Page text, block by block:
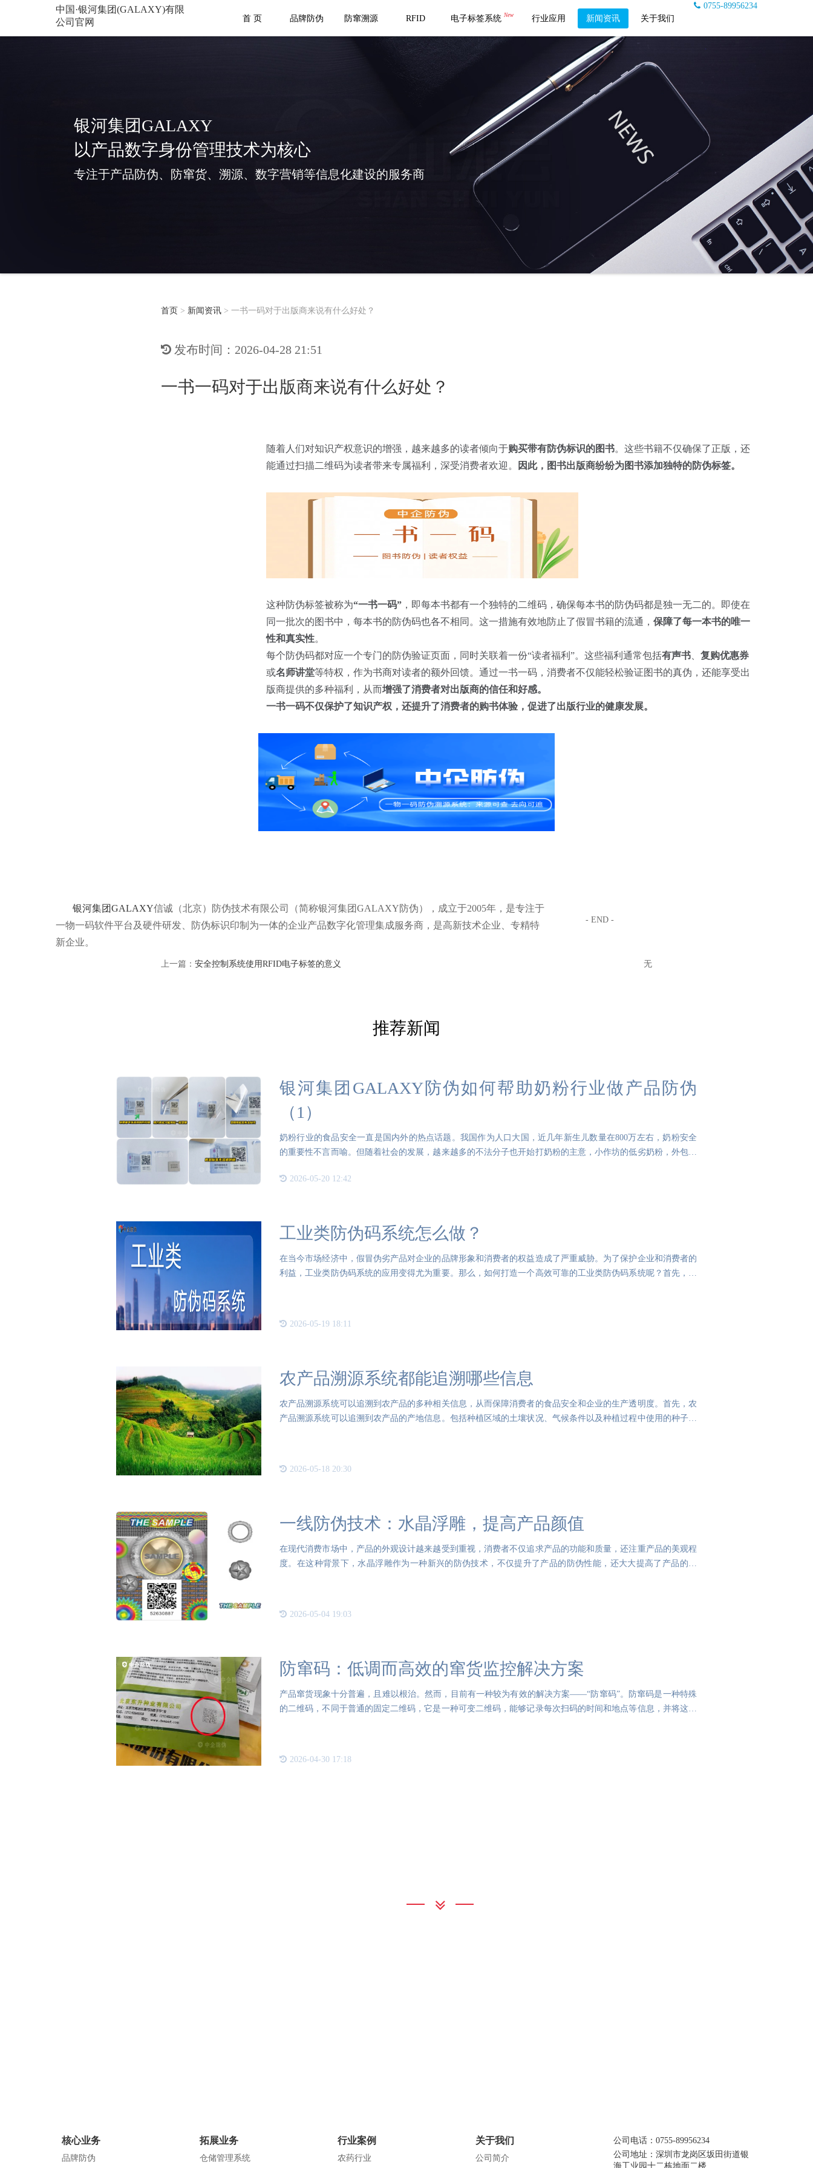
中国·银河集团(GALAXY)有限
公司官网
0755-89956234
首 页
品牌防伪 防窜溯源 RFID 电子标签系统 New 行业应用 新闻资讯 关于我们
银河集团GALAXY
以产品数字身份管理技术为核心
专注于产品防伪、防窜货、溯源、数字营销等信息化建设的服务商
首页 > 新闻资讯 > 一书一码对于出版商来说有什么好处？
发布时间：2026-04-28 21:51
一书一码对于出版商来说有什么好处？
随着人们对知识产权意识的增强，越来越多的读者倾向于购买带有防伪标识的图书。这些书籍不仅确保了正版，还
能通过扫描二维码为读者带来专属福利，深受消费者欢迎。
因此，图书出版商纷纷为图书添加独特的防伪标签。
这种防伪标签被称为“一书一码” ，即每本书都有一个独特的二维码，确保每本书的防伪码都是独一无二的。即使在
同一批次的图书中，每本书的防伪码也各不相同。这一措施有效地防止了假冒书籍的流通， 保障了每一本书的唯一
性和真实性。
每个防伪码都对应一个专门的防伪验证页面，同时关联着一份“读者福利”。这些福利通常包括有声书
复购优惠券
或名师讲堂等特权，作为书商对读者的额外回馈。通过一书一码，消费者不仅能轻松验证图书的真伪，还能享受出
版商提供的多种福利，从而增强了消费者对出版商的信任和好感。
一书一码不仅保护了知识产权，还提升了消费者的购书体验，促进了出版行业的健康发展。
银河集团GALAXY信诚（北京）防伪技术有限公司（简称银河集团GALAXY防伪），成立于2005年，是专注于
一物一码软件平台及硬件研发、防伪标识印制为一体的企业产品数字化管理集成服务商，是高新技术企业、专精特
新企业。
- END -
上一篇： 安全控制系统使用RFID电子标签的意义 无
推荐新闻
银河集团GALAXY防伪如何帮助奶粉行业做产品防伪
（1）
奶粉行业的食品安全一直是国内外的热点话题。我国作为人口大国，近几年新生儿数量在800万左右，奶粉安全
的重要性不言而喻。但随着社会的发展，越来越多的不法分子也开始打奶粉的主意，小作坊的低劣奶粉，外包装
2026-05-20 12:42
工业类防伪码系统怎么做？
在当今市场经济中，假冒伪劣产品对企业的品牌形象和消费者的权益造成了严重威胁。为了保护企业和消费者的
利益，工业类防伪码系统的应用变得尤为重要。那么，如何打造一个高效可靠的工业类防伪码系统呢？首先，选
2026-05-19 18:11
农产品溯源系统都能追溯哪些信息
农产品溯源系统可以追溯到农产品的多种相关信息，从而保障消费者的食品安全和企业的生产透明度。首先，农
产品溯源系统可以追溯到农产品的产地信息。包括种植区域的土壤状况、气候条件以及种植过程中使用的种子、
2026-05-18 20:30
一线防伪技术：水晶浮雕，提高产品颜值
在现代消费市场中，产品的外观设计越来越受到重视，消费者不仅追求产品的功能和质量，还注重产品的美观程
度。在这种背景下，水晶浮雕作为一种新兴的防伪技术，不仅提升了产品的防伪性能，还大大提高了产品的颜
2026-05-04 19:03
防窜码：低调而高效的窜货监控解决方案
产品窜货现象十分普遍，且难以根治。然而，目前有一种较为有效的解决方案——“防窜码”。防窜码是一种特殊
的二维码，不同于普通的固定二维码，它是一种可变二维码，能够记录每次扫码的时间和地点等信息，并将这些
2026-04-30 17:18
核心业务
品牌防伪
拓展业务
仓储管理系统
行业案例
农药行业
关于我们
公司简介
公司电话：0755-89956234
公司地址：深圳市龙岗区坂田街道银
海工业园十二栋地面二楼